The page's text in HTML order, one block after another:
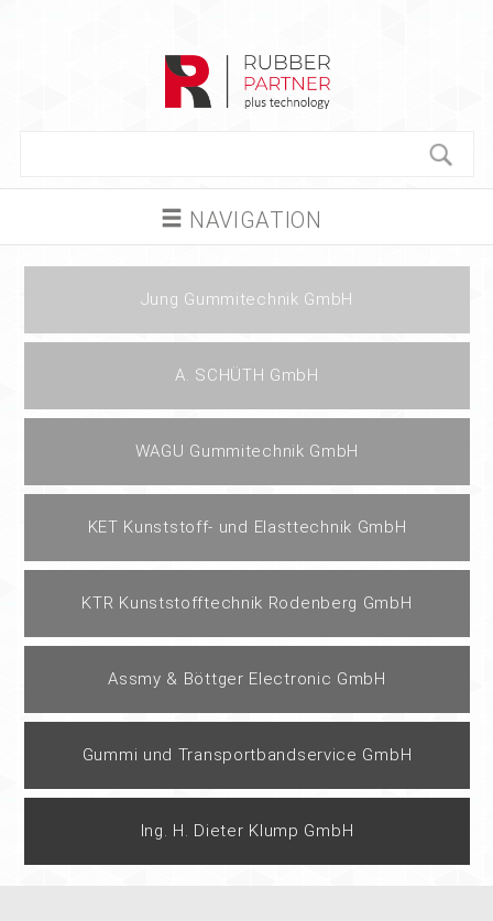
NAVIGATION
Jung Gummitechnik GmbH
A. SCHÜTH GmbH
WAGU Gummitechnik GmbH
KET Kunststoff- und Elasttechnik GmbH
KTR Kunststofftechnik Rodenberg GmbH
Assmy & Böttger Electronic GmbH
Gummi und Transportbandservice GmbH
Ing. H. Dieter Klump GmbH